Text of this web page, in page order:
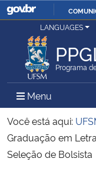
Ministério da Justiça e
Ministério da Defesa
Ministério das Relações
Ministério da Economia
LANGUAGES
Programa
Menu Menu
Você está aqui:
Graduação em
Seleção de Bolsista